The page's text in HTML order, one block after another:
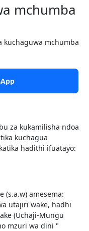
mchumba
kuchaguwa mchumba
za kukamilisha ndoa
kuchagua
hadithi ifuatayo:
(s.a.w) amesema:
utajiri wake, hadhi
(Uchaji-Mungu
mzuri wa dini "